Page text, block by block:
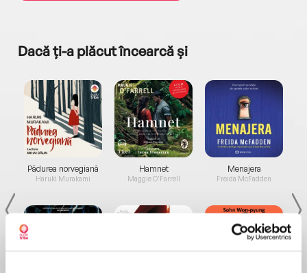
Dacă ți-a plăcut încearcă și
Pădurea norvegiană
Haruki Murakami
Hamnet
Maggie O'Farrell
Menajera
Freida McFadden